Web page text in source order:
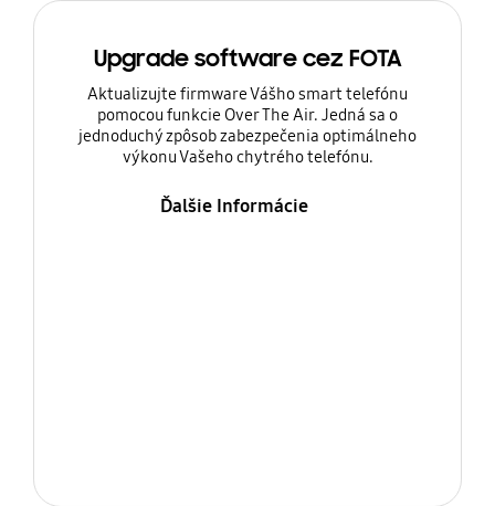
Upgrade software cez FOTA
Aktualizujte firmware Vášho smart telefónu
pomocou funkcie Over The Air. Jedná sa o
jednoduchý zpôsob zabezpečenia optimálneho
výkonu Vašeho chytrého telefónu.
Ďalšie Informácie